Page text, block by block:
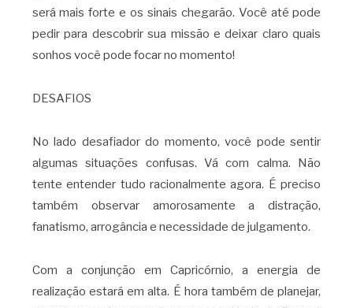
será mais forte e os sinais chegarão. Você até pode
pedir para descobrir sua missão e deixar claro quais
sonhos você pode focar no momento!
DESAFIOS
No lado desafiador do momento, você pode sentir
algumas situações confusas. Vá com calma. Não
tente entender tudo racionalmente agora. É preciso
também observar amorosamente a distração,
fanatismo, arrogância e necessidade de julgamento.
Com a conjunção em Capricórnio, a energia de
realização estará em alta. É hora também de planejar,